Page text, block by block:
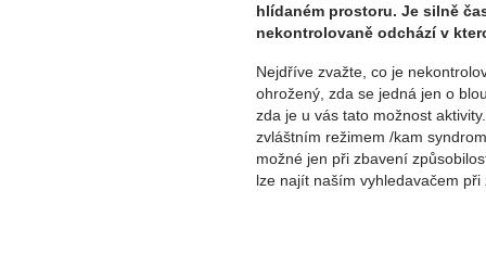
hlídaném prostoru. Je silně
nekontrolovaně odchází v
Nejdříve zvažte, co je
ohrožený, zda se jedná jen o
zda je u vás tato možnost
zvláštním režimem /kam
možné jen při zbavení
lze najít naším vyhledavačem